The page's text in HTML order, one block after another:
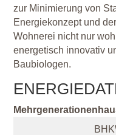
zur Minimierung von
Energiekonzept und
Wohnerei nicht nur
energetisch innovativ
Baubiologen.